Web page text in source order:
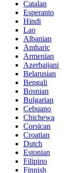
Catalan
Esperanto
Hindi
Lao
Albanian
Amharic
Armenian
Azerbaijani
Belarusian
Bengali
Bosnian
Bulgarian
Cebuano
Chichewa
Corsican
Croatian
Dutch
Estonian
Filipino
Finnish